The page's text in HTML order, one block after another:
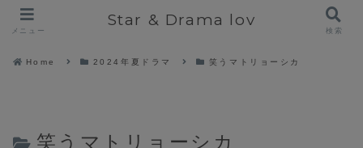
Home 2024年夏ドラマ 笑うマトリョーシカ
笑うマトリョーシカ
メニュー
Star & Drama lov
検索